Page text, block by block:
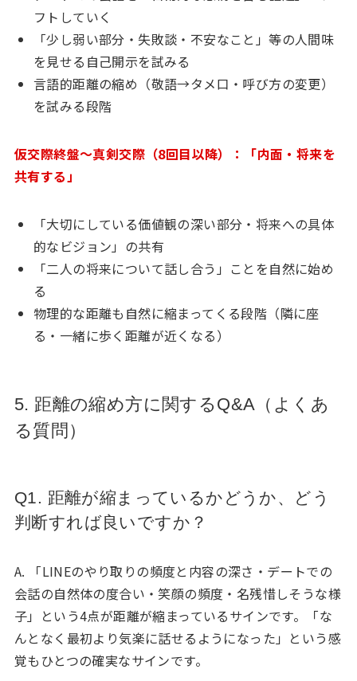
フトしていく
「少し弱い部分・失敗談・不安なこと」等の人間味
を見せる自己開示を試みる
言語的距離の縮め（敬語→タメ口・呼び方の変更）
を試みる段階
仮交際終盤〜真剣交際（8回目以降）：「内面・将来を
共有する」
「大切にしている価値観の深い部分・将来への具体
的なビジョン」の共有
「二人の将来について話し合う」ことを自然に始め
る
物理的な距離も自然に縮まってくる段階（隣に座
る・一緒に歩く距離が近くなる）
5. 距離の縮め方に関するQ&A（よくあ
る質問）
Q1. 距離が縮まっているかどうか、どう
判断すれば良いですか？
A. 「LINEのやり取りの頻度と内容の深さ・デートでの
会話の自然体の度合い・笑顔の頻度・名残惜しそうな様
子」という4点が距離が縮まっているサインです。「な
んとなく最初より気楽に話せるようになった」という感
覚もひとつの確実なサインです。